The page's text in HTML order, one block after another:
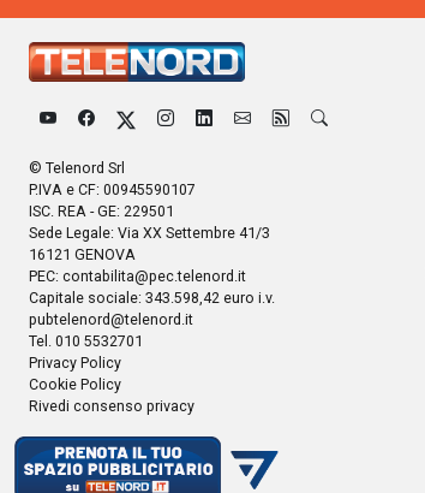
© Telenord Srl
P.IVA e CF: 00945590107
ISC. REA - GE: 229501
Sede Legale: Via XX Settembre 41/3
16121 GENOVA
PEC: contabilita@pec.telenord.it
Capitale sociale: 343.598,42 euro i.v.
pubtelenord@telenord.it
Tel. 010 5532701
Privacy Policy
Cookie Policy
Rivedi consenso privacy